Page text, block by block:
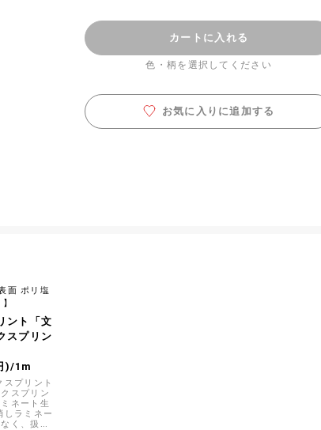
カートに入れる
色・柄を選択してください
お気に入りに追加する
面 ポリ塩
ント「文
スプリン
)/1m
プリント
スプリン
ネート生
しラミネー
く、扱い